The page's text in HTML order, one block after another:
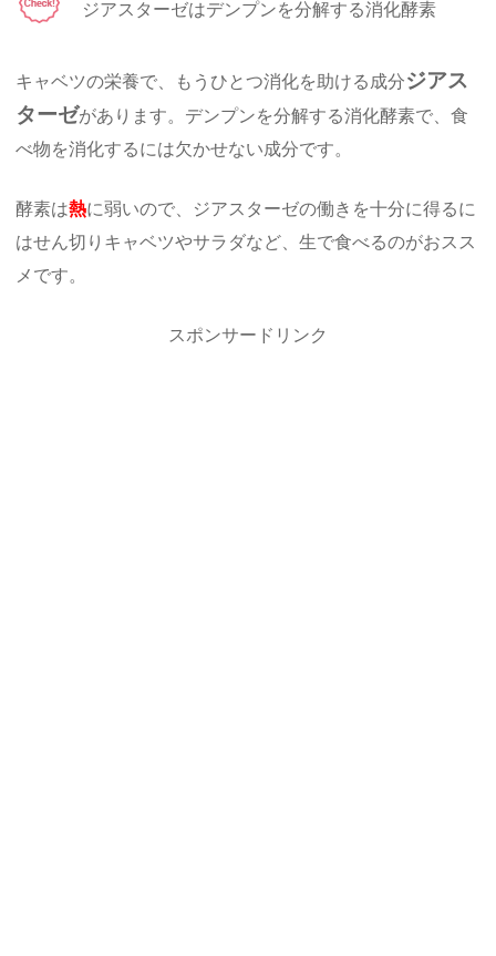
ジアスターゼはデンプンを分解する消化酵素
キャベツの栄養で、もうひとつ消化を助ける成分ジアス
ターゼがあります。デンプンを分解する消化酵素で、食
べ物を消化するには欠かせない成分です。
酵素は熱に弱いので、ジアスターゼの働きを十分に得るに
はせん切りキャベツやサラダなど、生で食べるのがおスス
メです。
スポンサードリンク